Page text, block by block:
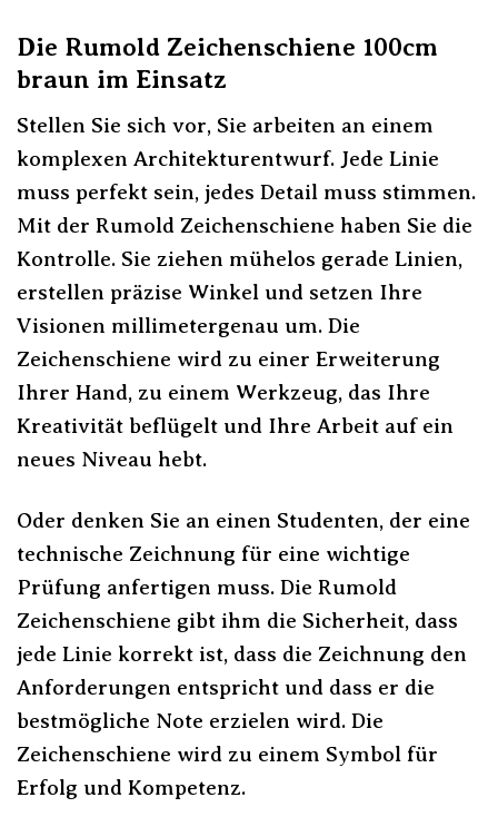
Die Rumold Zeichenschiene 100cm
braun im Einsatz
Stellen Sie sich vor, Sie arbeiten an einem
komplexen Architekturentwurf. Jede Linie
muss perfekt sein, jedes Detail muss stimmen.
Mit der Rumold Zeichenschiene haben Sie die
Kontrolle. Sie ziehen mühelos gerade Linien,
erstellen präzise Winkel und setzen Ihre
Visionen millimetergenau um. Die
Zeichenschiene wird zu einer Erweiterung
Ihrer Hand, zu einem Werkzeug, das Ihre
Kreativität beflügelt und Ihre Arbeit auf ein
neues Niveau hebt.
Oder denken Sie an einen Studenten, der eine
technische Zeichnung für eine wichtige
Prüfung anfertigen muss. Die Rumold
Zeichenschiene gibt ihm die Sicherheit, dass
jede Linie korrekt ist, dass die Zeichnung den
Anforderungen entspricht und dass er die
bestmögliche Note erzielen wird. Die
Zeichenschiene wird zu einem Symbol für
Erfolg und Kompetenz.